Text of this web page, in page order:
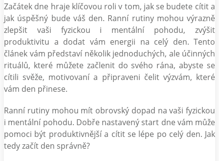
Začátek dne hraje klíčovou roli v tom, jak se budete cítit a
jak úspěšný bude váš den. Ranní rutiny mohou výrazně
zlepšit vaši fyzickou i mentální pohodu, zvýšit
produktivitu a dodat vám energii na celý den. Tento
článek vám představí několik jednoduchých, ale účinných
rituálů, které můžete začlenit do svého rána, abyste se
cítili svěže, motivovaní a připraveni čelit výzvám, které
vám den přinese.
Ranní rutiny mohou mít obrovský dopad na vaši fyzickou
i mentální pohodu. Dobře nastavený start dne vám může
pomoci být produktivnější a cítit se lépe po celý den. Jak
tedy začít den správně?